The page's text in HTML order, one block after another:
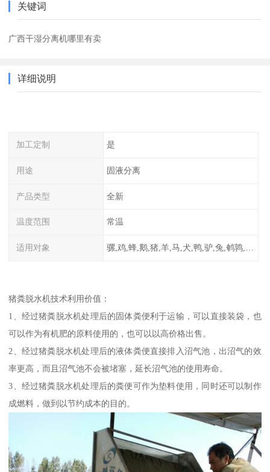
关键词
广西干湿分离机哪里有卖
详细说明
加工定制 是
用途 固液分离
产品类型 全新
温度范围 常温
适用对象 骡,鸡,蜂,鹅,猪,羊,马,犬,鸭,驴,兔,鹌鹑,牛,鸽
猪粪脱水机技术利用价值：
1、经过猪粪脱水机处理后的固体粪便利于运输，可以直接装袋，也
可以作为有机肥的原料使用的，也可以以高价格出售。
2、经过猪粪脱水机处理后的液体粪便直接排入沼气池，出沼气的效
率更高，而且沼气池不会被堵塞，延长沼气池的使用寿命。
3、经过猪粪脱水机处理后的粪便可作为垫料使用，同时还可以制作
成燃料，做到以节约成本的目的。